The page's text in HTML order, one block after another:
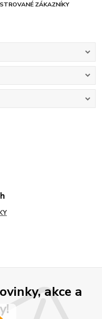
ZÁKAZNÍKY
akce a